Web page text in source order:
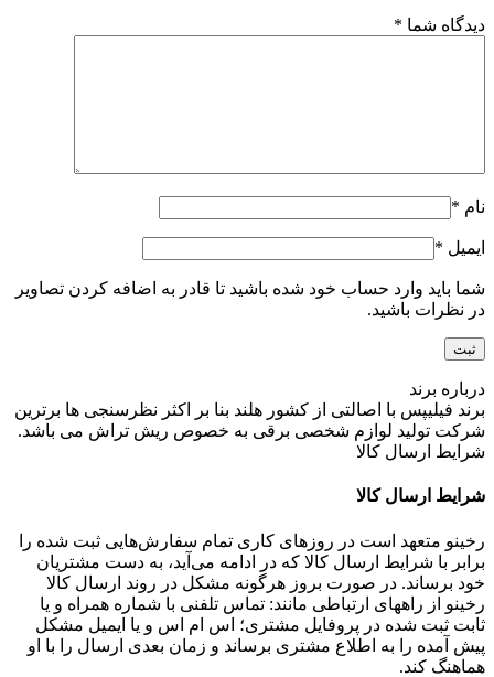
دیدگاه شما *
نام *
ایمیل *
شما باید وارد حساب خود شده باشید تا قادر به اضافه کردن تصاویر
در نظرات باشید.
درباره برند
برند فیلیپس با اصالتی از کشور هلند بنا بر اکثر نظرسنجی ها برترین
شرکت تولید لوازم شخصی برقی به خصوص ریش تراش می باشد.
شرایط ارسال کالا
شرایط ارسال کالا
رخینو متعهد است در روزهای کاری تمام سفارش‌هایی ثبت شده را
برابر با شرایط ارسال کالا که در ادامه می‌آید، به دست مشتریان
خود برساند. در صورت بروز هرگونه مشکل در روند ارسال کالا
رخینو از راههای ارتباطی مانند: تماس تلفنی با شماره همراه و یا
ثابت ثبت شده در پروفایل مشتری؛ اس ام اس و یا ایمیل مشکل
پیش آمده را به اطلاع مشتری برساند و زمان بعدی ارسال را با او
هماهنگ کند.